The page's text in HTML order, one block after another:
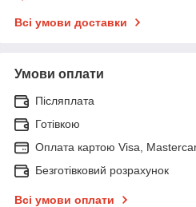
Всі умови доставки
Умови оплати
Післяплата
Готівкою
Оплата картою Visa,
Безготівковий розрахунок
Всі умови оплати